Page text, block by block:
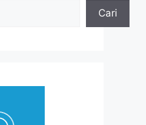
Cari